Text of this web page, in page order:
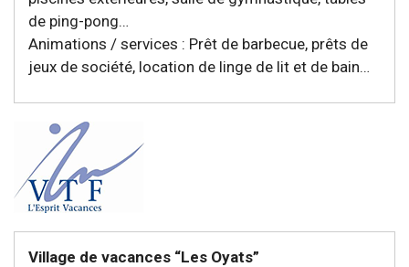
de ping-pong…
Animations / services : Prêt de barbecue, prêts de
jeux de société, location de linge de lit et de bain…
Village de vacances “Les Oyats”